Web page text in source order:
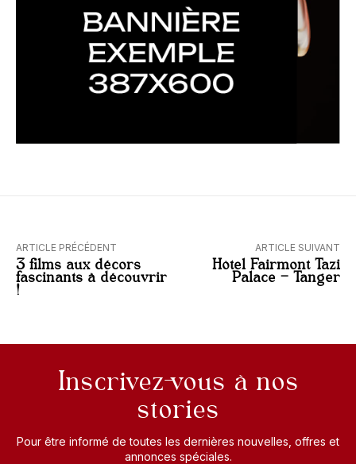
ARTICLE PRÉCÉDENT
3 films aux décors
fascinants à découvrir
!
ARTICLE SUIVANT
Hôtel Fairmont Tazi
Palace – Tanger
Inscrivez-vous à nos
stories
Pour être informé de toutes les dernières nouvelles, offres et
annonces spéciales.